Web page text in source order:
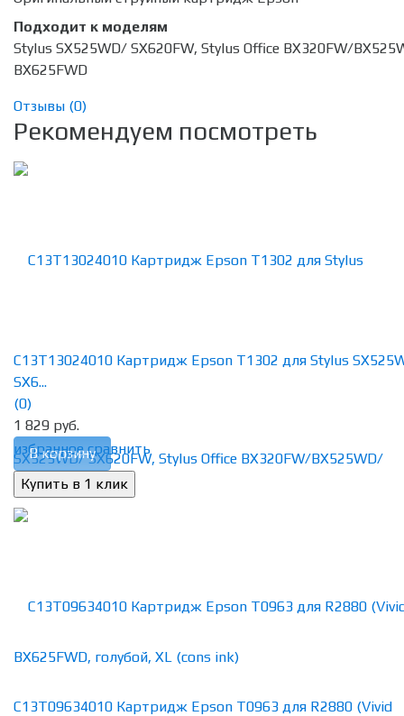
Подходит к моделям
Stylus SX525WD/ SX620FW, Stylus Office BX320FW/
BX625FWD
Отзывы (0)
Рекомендуем посмотреть
избранное сравнить
C13T13024010 Картридж Epson T1302 для Stylus
SX6...
(0)
1 829 руб.
В корзину
C13T09634010 Картридж Epson T0963 для R2880 (Vivid